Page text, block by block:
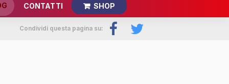
CONTATTI SHOP
Condividi questa pagina su: